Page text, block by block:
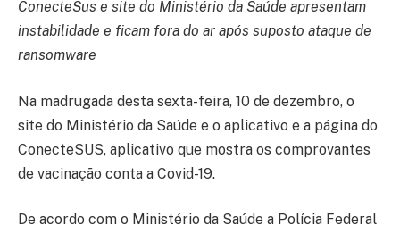
ConecteSus e site do Ministério da Saúde apresentam
instabilidade e ficam fora do ar após suposto ataque de
ransomware
Na madrugada desta sexta-feira, 10 de dezembro, o
site do Ministério da Saúde e o aplicativo e a página do
ConecteSUS, aplicativo que mostra os comprovantes
de vacinação conta a Covid-19.
De acordo com o Ministério da Saúde a Polícia Federal